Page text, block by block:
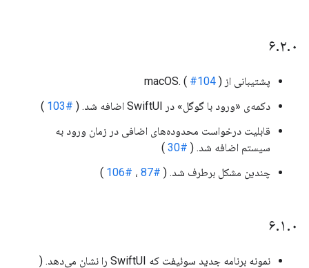
۶.۲.۰
پشتیبانی از macOS. ( #104 )
دکمه‌ی «ورود با گوگل» در SwiftUI اضافه شد. (
#103
)
قابلیت درخواست محدوده‌های اضافی در زمان ورود به
سیستم اضافه شد. ( #30
)
چندین مشکل برطرف شد. ( #87 ، #106
)
۶.۱.۰
نمونه برنامه جدید سوئیفت که SwiftUI را نشان می‌دهد. (